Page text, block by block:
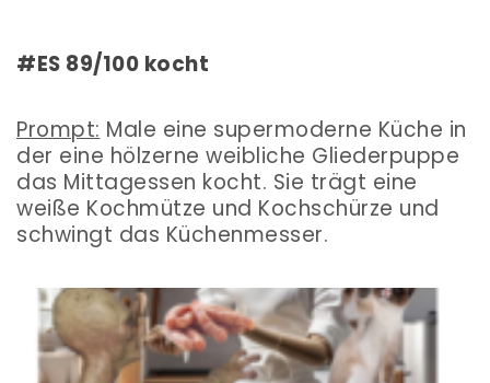
#ES 89/100 kocht
Prompt: Male eine supermoderne Küche in
der eine hölzerne weibliche Gliederpuppe
das Mittagessen kocht. Sie trägt eine
weiße Kochmütze und Kochschürze und
schwingt das Küchenmesser.